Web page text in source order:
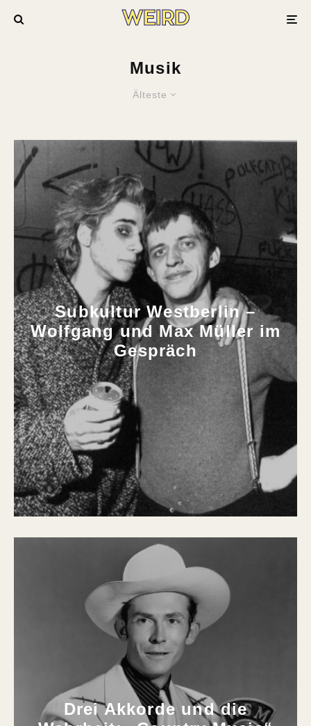
Älteste
Musik
Subkultur Westberlin –
Wolfgang und Max Müller im
Gespräch
Drei Akkorde und die